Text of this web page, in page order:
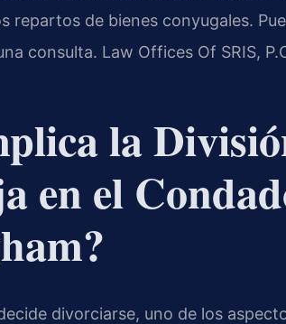
repartos de bienes conyugales.
consulta. Law Offices Of SRIS,
la
en el
divorciarse, uno de los